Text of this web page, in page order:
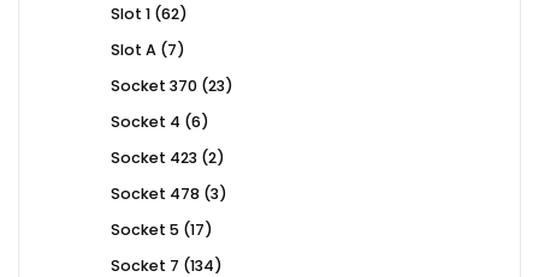
Slot 1 6262
Slot A 77
Socket 370 2323
Socket 4 66
Socket 423 22
Socket 478 33
Socket 5 1717
Socket 7 134134